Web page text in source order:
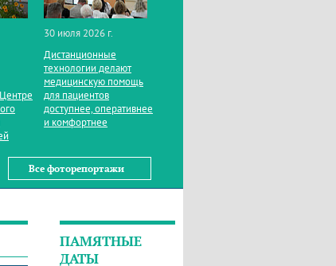
30 июля 2026 г.
Дистанционные
технологии делают
медицинскую помощь
для пациентов
доступнее, оперативнее
и комфортнее
Все фоторепортажи
ПАМЯТНЫЕ
ДАТЫ